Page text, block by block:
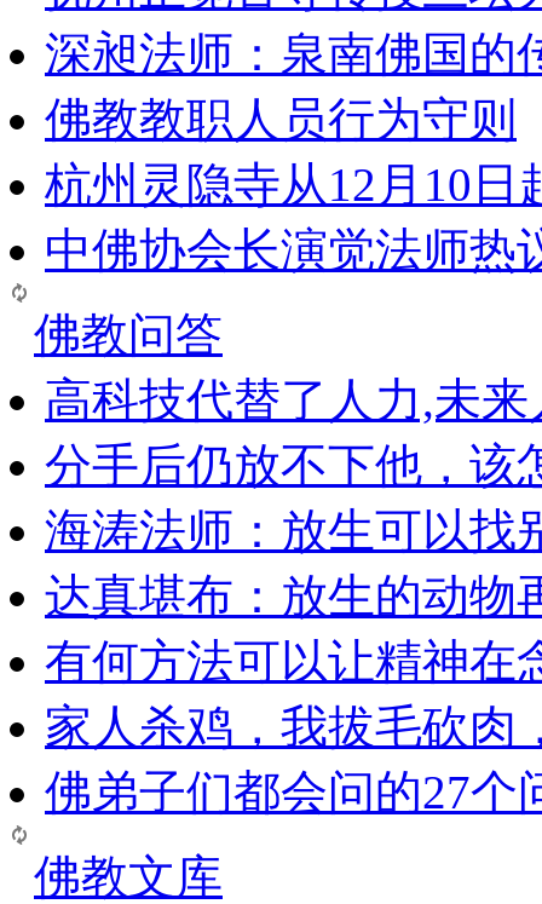
深昶法师：泉南佛国的
佛教教职人员行为守则
杭州灵隐寺从12月10日
中佛协会长演觉法师热
佛教问答
高科技代替了人力,未
分手后仍放不下他，该
海涛法师：放生可以找
达真堪布：放生的动物
有何方法可以让精神在
家人杀鸡，我拔毛砍肉
佛弟子们都会问的27个
佛教文库